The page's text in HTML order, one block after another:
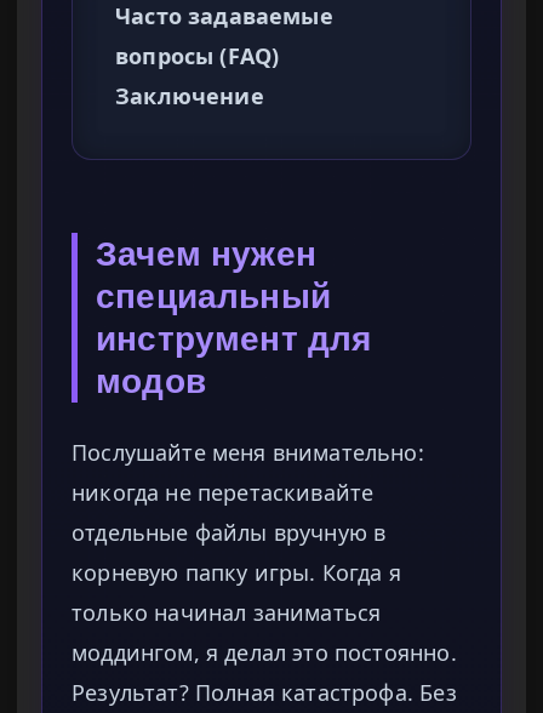
Часто задаваемые
вопросы (FAQ)
Заключение
Зачем нужен
специальный
инструмент для
модов
Послушайте меня внимательно:
никогда не перетаскивайте
отдельные файлы вручную в
корневую папку игры. Когда я
только начинал заниматься
моддингом, я делал это постоянно.
Результат? Полная катастрофа. Без